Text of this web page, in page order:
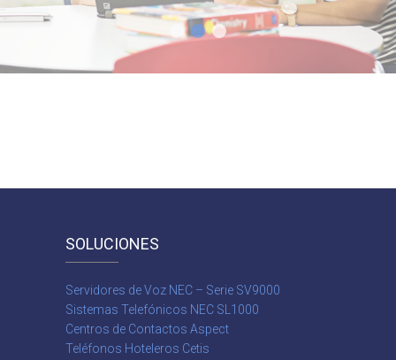
SOLUCIONES
Servidores de Voz NEC – Serie SV9000
Sistemas Telefónicos NEC SL1000
Centros de Contactos Aspect
Teléfonos Hoteleros Cetis